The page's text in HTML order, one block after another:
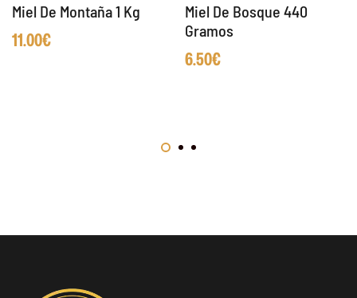
Miel De Montaña 1 Kg
11.00€
Miel De Bosque 440
Gramos
6.50€